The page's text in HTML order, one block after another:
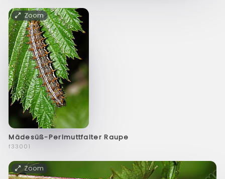
Zoom
Mädesüß-Perlmuttfalter Raupe
f33001
Zoom